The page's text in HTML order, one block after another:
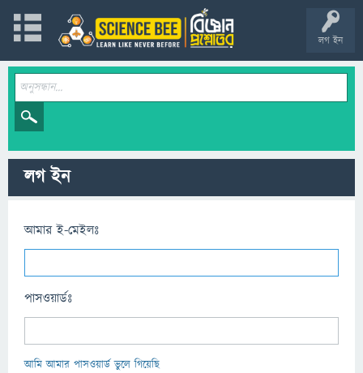
লগ ইন
লগ ইন
আমার ই-মেইলঃ
পাসওয়ার্ডঃ
আমি আমার পাসওয়ার্ড ভুলে গিয়েছি